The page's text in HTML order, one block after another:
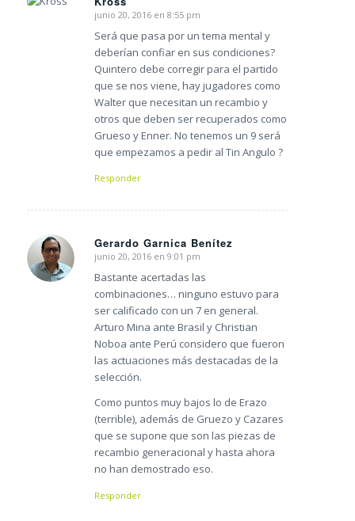
Dice:
junio 20, 2016 en 8:55 pm
Será que pasa por un tema mental y
deberían confiar en sus condiciones?
Quintero debe corregir para el partido
que se nos viene, hay jugadores como
Walter que necesitan un recambio y
otros que deben ser recuperados como
Grueso y Enner. No tenemos un 9 será
que empezamos a pedir al Tin Angulo ?
Responder
Gerardo Garnica Benítez
Dice:
junio 20, 2016 en 9:01 pm
Bastante acertadas las
combinaciones… ninguno estuvo para
ser calificado con un 7 en general.
Arturo Mina ante Brasil y Christian
Noboa ante Perú considero que fueron
las actuaciones más destacadas de la
selección.
Como puntos muy bajos lo de Erazo
(terrible), además de Gruezo y Cazares
que se supone que son las piezas de
recambio generacional y hasta ahora
no han demostrado eso.
Responder